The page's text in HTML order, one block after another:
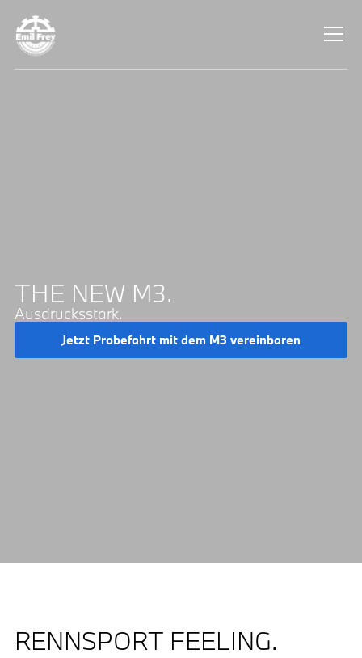
THE NEW M3.
Ausdrucksstark.
Jetzt Probefahrt mit dem M3 vereinbaren
RENNSPORT FEELING.